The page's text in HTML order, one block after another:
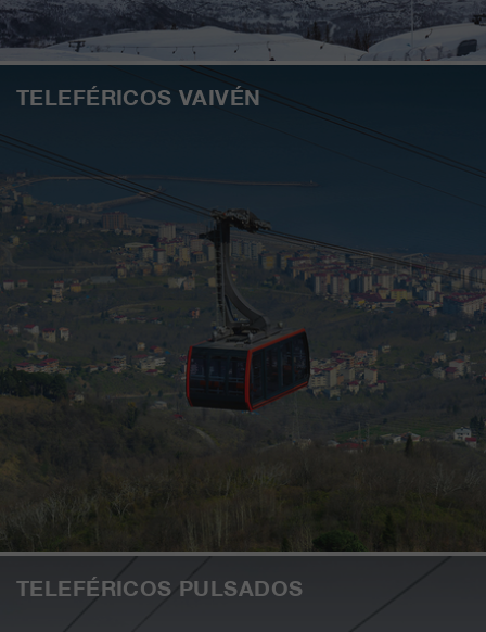
TELEFÉRICOS VAIVÉN
TELEFÉRICOS PULSADOS